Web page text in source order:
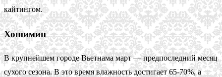
кайтингом.
Хошимин
В крупнейшем городе Вьетнама март — предпоследний месяц
сухого сезона. В это время влажность достигает 65-70%, а